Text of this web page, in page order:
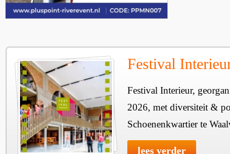
Festival
Festival Interieur,
2026, met diversiteit &
Schoenenkwartier te
lees verder